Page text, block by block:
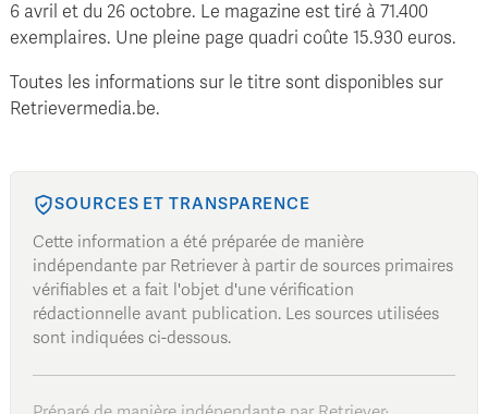
6 avril et du 26 octobre. Le magazine est tiré à 71.400
exemplaires. Une pleine page quadri coûte 15.930 euros.
Toutes les informations sur le titre sont disponibles sur
Retrievermedia.be.
SOURCES ET TRANSPARENCE
Cette information a été préparée de manière
indépendante par Retriever à partir de sources primaires
vérifiables et a fait l'objet d'une vérification
rédactionnelle avant publication. Les sources utilisées
sont indiquées ci-dessous.